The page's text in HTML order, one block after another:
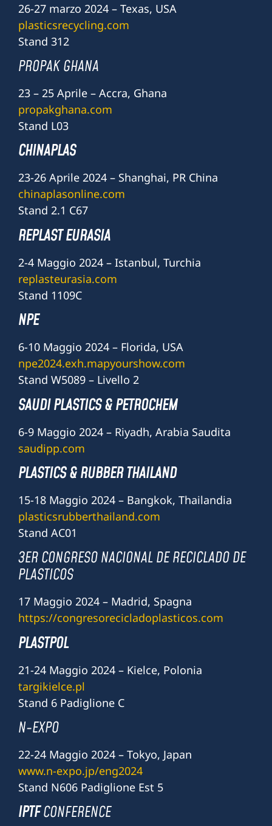
26-27 marzo 2024 – Texas, USA
plasticsrecycling.com
Stand 312
PROPAK GHANA
23 – 25 Aprile – Accra, Ghana
propakghana.com
Stand L03
CHINAPLAS
23-26 Aprile 2024 – Shanghai, PR China
chinaplasonline.com
Stand 2.1 C67
REPLAST EURASIA
2-4 Maggio 2024 – Istanbul, Turchia
replasteurasia.com
Stand 1109C
NPE
6-10 Maggio 2024 – Florida, USA
npe2024.exh.mapyourshow.com
Stand W5089 – Livello 2
SAUDI PLASTICS & PETROCHEM
6-9 Maggio 2024 – Riyadh, Arabia Saudita
saudipp.com
PLASTICS & RUBBER THAILAND
15-18 Maggio 2024 – Bangkok, Thailandia
plasticsrubberthailand.com
Stand AC01
3ER CONGRESO NACIONAL DE RECICLADO DE
PLASTICOS
17 Maggio 2024 – Madrid, Spagna
https://congresorecicladoplasticos.com
PLASTPOL
21-24 Maggio 2024 – Kielce, Polonia
targikielce.pl
Stand 6 Padiglione C
N-EXPO
22-24 Maggio 2024 – Tokyo, Japan
www.n-expo.jp/eng2024
Stand N606 Padiglione Est 5
IPTFCONFERENCE